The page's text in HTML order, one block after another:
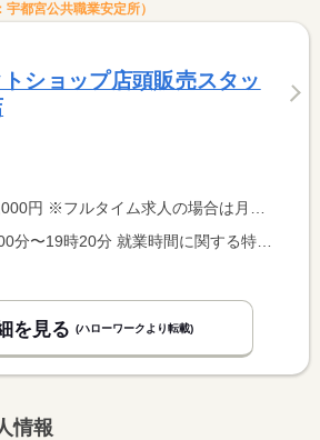
都宮公共職業安定所）
ショップ店頭販売スタッ
の場合は月額（換算額）、パート求人の場合は時間額を表示しています。
を見る (ハローワークより転載)
情報